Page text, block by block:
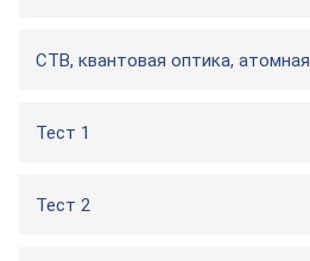
СТВ, квантовая оптика, атомная
Тест 1
Тест 2